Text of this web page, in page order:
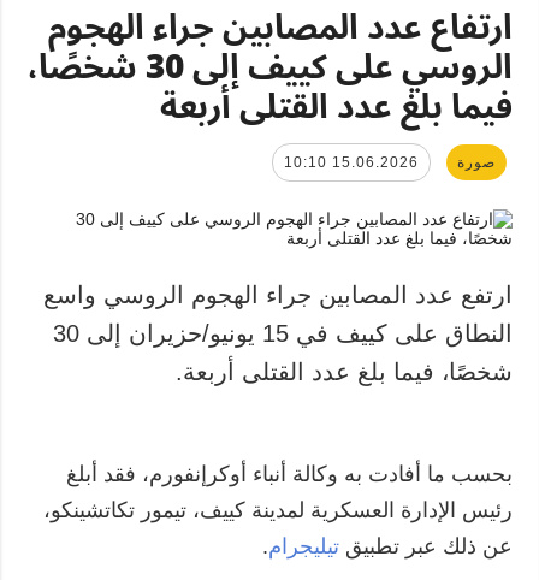
ارتفاع عدد المصابين جراء الهجوم
الروسي على كييف إلى 30 شخصًا،
فيما بلغ عدد القتلى أربعة
صورة 15.06.2026 10:10
ارتفع عدد المصابين جراء الهجوم الروسي واسع
النطاق على كييف في 15 يونيو/حزيران إلى 30
شخصًا، فيما بلغ عدد القتلى أربعة.
بحسب ما أفادت به وكالة أنباء أوكرإنفورم، فقد أبلغ
رئيس الإدارة العسكرية لمدينة كييف، تيمور تكاتشينكو،
عن ذلك عبر تطبيقتيليجرام.